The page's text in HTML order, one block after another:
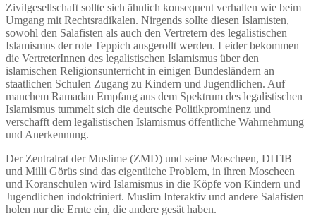
Zivilgesellschaft sollte sich ähnlich konsequent verhalten wie beim
Umgang mit Rechtsradikalen. Nirgends sollte diesen Islamisten,
sowohl den Salafisten als auch den Vertretern des legalistischen
Islamismus der rote Teppich ausgerollt werden. Leider bekommen
die VertreterInnen des legalistischen Islamismus über den
islamischen Religionsunterricht in einigen Bundesländern an
staatlichen Schulen Zugang zu Kindern und Jugendlichen. Auf
manchem Ramadan Empfang aus dem Spektrum des legalistischen
Islamismus tummelt sich die deutsche Politikprominenz und
verschafft dem legalistischen Islamismus öffentliche Wahrnehmung
und Anerkennung.
Der Zentralrat der Muslime (ZMD) und seine Moscheen, DITIB
und Milli Görüs sind das eigentliche Problem, in ihren Moscheen
und Koranschulen wird Islamismus in die Köpfe von Kindern und
Jugendlichen indoktriniert. Muslim Interaktiv und andere Salafisten
holen nur die Ernte ein, die andere gesät haben.